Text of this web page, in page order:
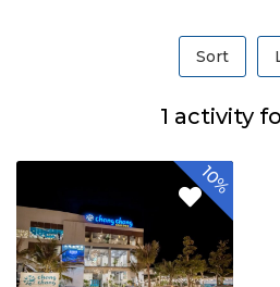
Sort
1 activity
10%